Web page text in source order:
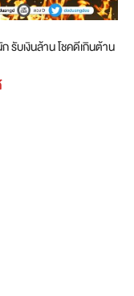
รับเงินล้าน โชคดีเกินต้าน